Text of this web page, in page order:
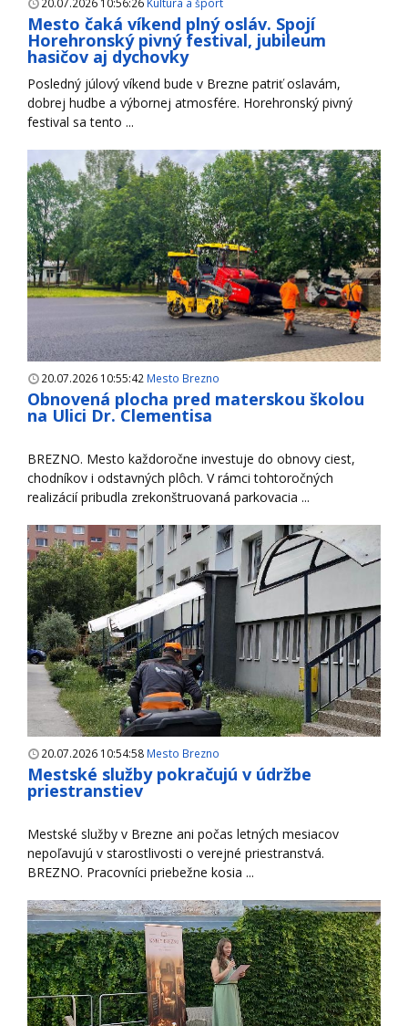
20.07.2026 10:56:26 Kultúra a šport
Mesto čaká víkend plný osláv. Spojí
Horehronský pivný festival, jubileum
hasičov aj dychovky
Posledný júlový víkend bude v Brezne patriť oslavám,
dobrej hudbe a výbornej atmosfére. Horehronský pivný
festival sa tento ...
20.07.2026 10:55:42 Mesto Brezno
Obnovená plocha pred materskou školou
na Ulici Dr. Clementisa
BREZNO. Mesto každoročne investuje do obnovy ciest,
chodníkov i odstavných plôch. V rámci tohtoročných
realizácií pribudla zrekonštruovaná parkovacia ...
20.07.2026 10:54:58 Mesto Brezno
Mestské služby pokračujú v údržbe
priestranstiev
Mestské služby v Brezne ani počas letných mesiacov
nepoľavujú v starostlivosti o verejné priestranstvá.
BREZNO. Pracovníci priebežne kosia ...